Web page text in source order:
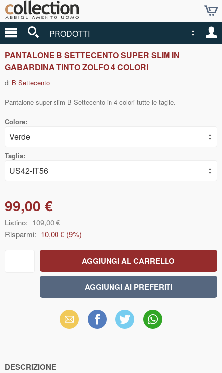
PRODOTTI
PANTALONE B SETTECENTO SUPER SLIM IN
GABARDINA TINTO ZOLFO 4 COLORI
di B Settecento
Pantalone super slim B Settecento in 4 colori tutte le taglie.
Colore:
Taglia:
99,00 €
Listino: 109,00 €
Risparmi: 10,00 € (9%)
Email Facebook X WhatsApp
DESCRIZIONE